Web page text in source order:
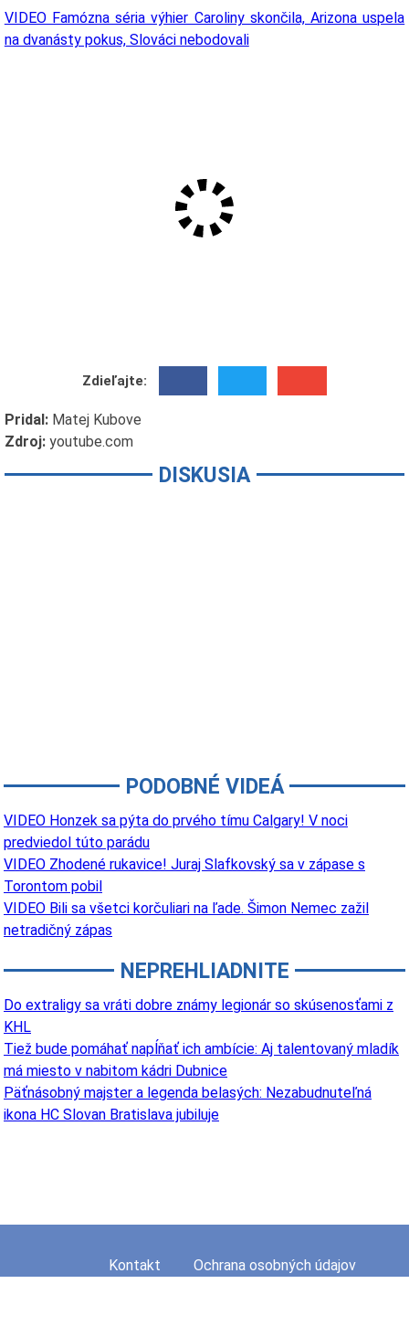
VIDEO Famózna séria výhier Caroliny skončila, Arizona uspela
na dvanásty pokus, Slováci nebodovali
Zdieľajte:
Pridal: Matej Kubove
Zdroj: youtube.com
DISKUSIA
PODOBNÉ VIDEÁ
VIDEO Honzek sa pýta do prvého tímu Calgary! V noci
predviedol túto parádu
VIDEO Zhodené rukavice! Juraj Slafkovský sa v zápase s
Torontom pobil
VIDEO Bili sa všetci korčuliari na ľade. Šimon Nemec zažil
netradičný zápas
NEPREHLIADNITE
Do extraligy sa vráti dobre známy legionár so skúsenosťami z
KHL
Tiež bude pomáhať napĺňať ich ambície: Aj talentovaný mladík
má miesto v nabitom kádri Dubnice
Päťnásobný majster a legenda belasých: Nezabudnuteľná
ikona HC Slovan Bratislava jubiluje
Kontakt Ochrana osobných údajov